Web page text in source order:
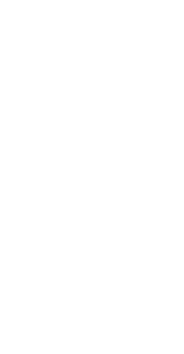
und das